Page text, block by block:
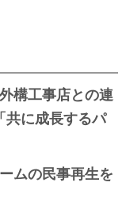
構工事店との連
共に成長するパ
ムの民事再生を